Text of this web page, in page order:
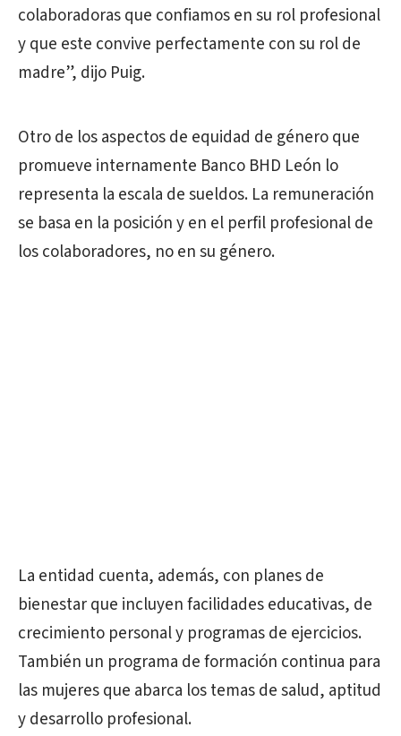
colaboradoras que confiamos en su rol profesional
y que este convive perfectamente con su rol de
madre”, dijo Puig.
Otro de los aspectos de equidad de género que
promueve internamente Banco BHD León lo
representa la escala de sueldos. La remuneración
se basa en la posición y en el perfil profesional de
los colaboradores, no en su género.
La entidad cuenta, además, con planes de
bienestar que incluyen facilidades educativas, de
crecimiento personal y programas de ejercicios.
También un programa de formación continua para
las mujeres que abarca los temas de salud, aptitud
y desarrollo profesional.